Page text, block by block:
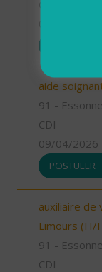
aide
91 - Essonne
CDI
09/04/2026
POSTULER
auxiliaire de
Limours (H/
91 - Essonne
CDI